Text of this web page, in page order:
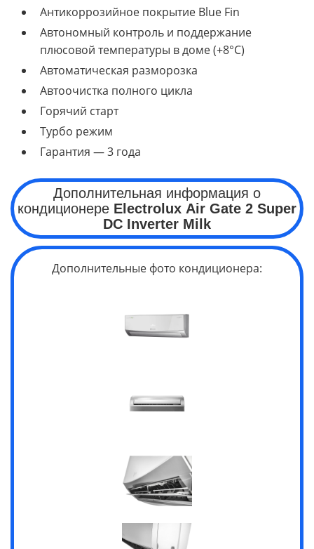
Антикоррозийное покрытие Blue Fin
Автономный контроль и поддержание
плюсовой температуры в доме (+8°C)
Автоматическая разморозка
Автоочистка полного цикла
Горячий старт
Турбо режим
Гарантия — 3 года
Дополнительная информация о
кондиционере Electrolux Air Gate 2 Super
DC Inverter Milk
Дополнительные фото кондиционера: